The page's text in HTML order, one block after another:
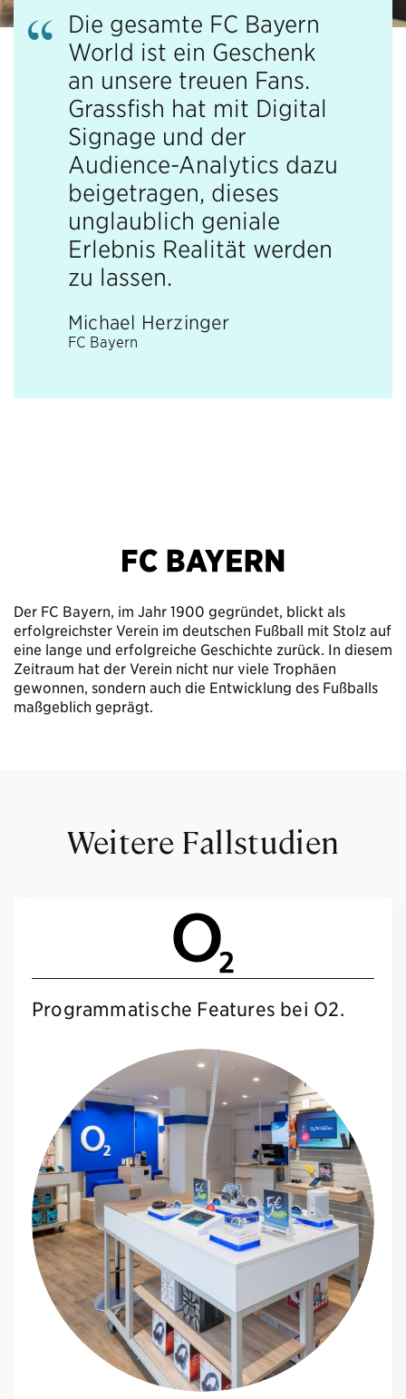
Die gesamte FC Bayern
World ist ein Geschenk
an unsere treuen Fans.
Grassfish hat mit Digital
Signage und der
Audience-Analytics dazu
beigetragen, dieses
unglaublich geniale
Erlebnis Realität werden
zu lassen.
Michael Herzinger
FC Bayern
Der FC Bayern, im Jahr 1900 gegründet, blickt als
erfolgreichster Verein im deutschen Fußball mit Stolz auf
eine lange und erfolgreiche Geschichte zurück. In diesem
Zeitraum hat der Verein nicht nur viele Trophäen
gewonnen, sondern auch die Entwicklung des Fußballs
maßgeblich geprägt.
Weitere Fallstudien
Programmatische Features bei O2.